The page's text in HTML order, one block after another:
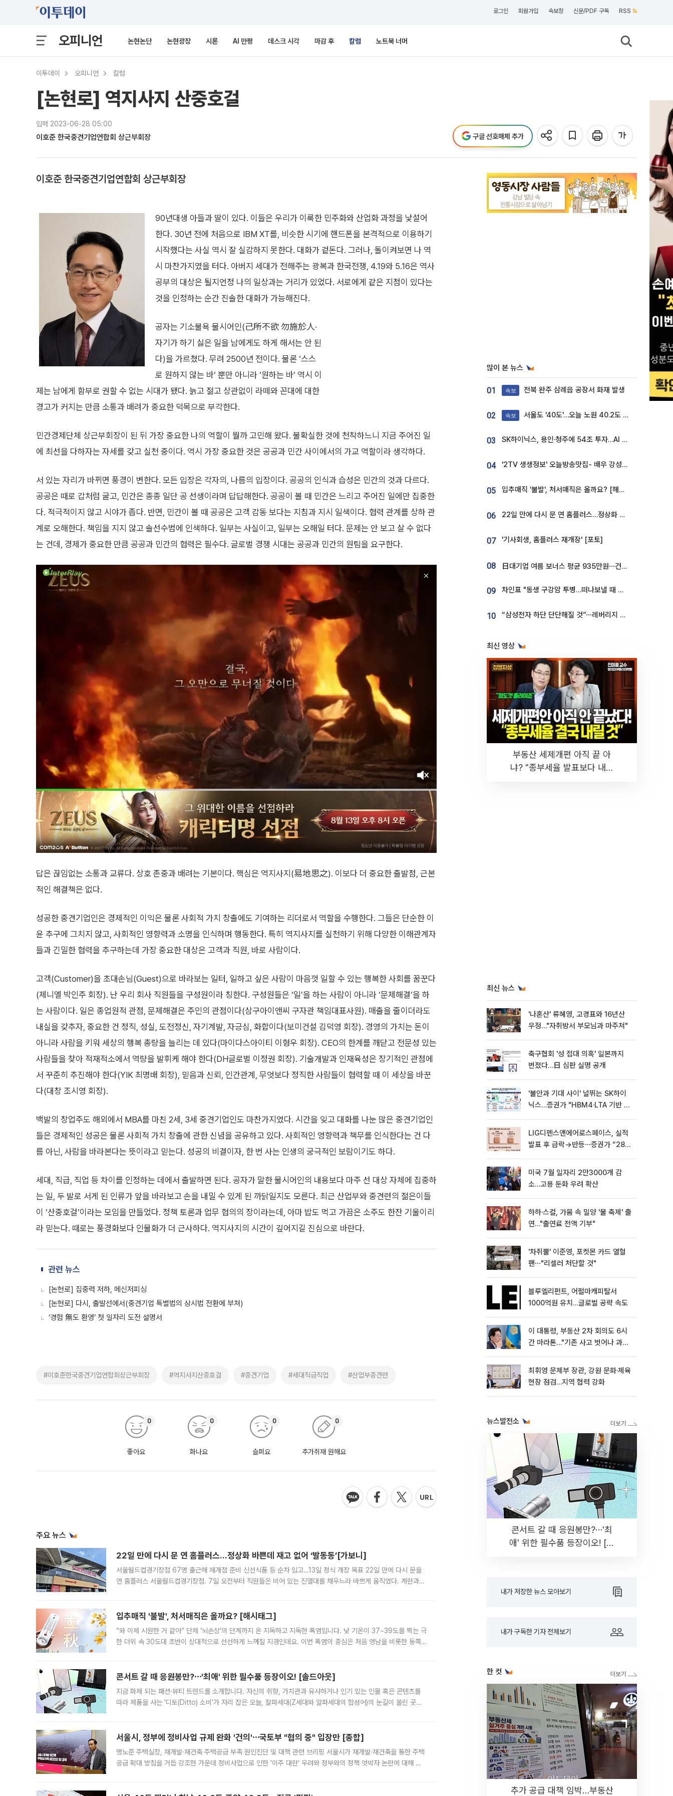
로그인 회원가입 속보창 신문/PDF 구독 RSS
오피니언 논현논단 논현광장 시론 AI 만평 데스크 시각 마감 후 칼럼 노트북 너머
이투데이 오피니언 칼럼
[논현로] 역지사지 산중호걸
입력 2023-06-28 05:00
이호준 한국중견기업연합회 상근부회장 구글 선호매체 추가
이호준 한국중견기업연합회 상근부회장
90년대생 아들과 딸이 있다. 이들은 우리가 이룩한 민주화와 산업화 과정을 낯설어
한다. 30년 전에 처음으로 IBM XT를, 비슷한 시기에 핸드폰을 본격적으로 이용하기
시작했다는 사실 역시 잘 실감하지 못한다. 대화가 겉돈다. 그러나, 돌이켜보면 나 역
시 마찬가지였을 터다. 아버지 세대가 전해주는 광복과 한국전쟁, 4.19와 5.16은 역사
공부의 대상은 될지언정 나의 일상과는 거리가 있었다. 서로에게 같은 지점이 있다는
것을 인정하는 순간 진솔한 대화가 가능해진다.
공자는 기소불욕 물시어인(己所不欲 勿施於人·
자기가 하기 싫은 일을 남에게도 하게 해서는 안 된
다)을 가르쳤다. 무려 2500년 전이다. 물론 ‘스스
로 원하지 않는 바’ 뿐만 아니라 ‘원하는 바’ 역시 이
제는 남에게 함부로 권할 수 없는 시대가 됐다. 늙고 젊고 상관없이 라떼와 꼰대에 대한
경고가 커지는 만큼 소통과 배려가 중요한 덕목으로 부각한다.
민간경제단체 상근부회장이 된 뒤 가장 중요한 나의 역할이 뭘까 고민해 왔다. 불확실한 것에 천착하느니 지금 주어진 일
에 최선을 다하자는 자세를 갖고 실천 중이다. 역시 가장 중요한 것은 공공과 민간 사이에서의 가교 역할이라 생각하다.
서 있는 자리가 바뀌면 풍경이 변한다. 모든 입장은 각자의, 나름의 입장이다. 공공의 인식과 습성은 민간의 것과 다르다.
공공은 때로 갑처럼 굴고, 민간은 종종 일단 공 선생이라며 답답해한다. 공공이 볼 때 민간은 느리고 주어진 일에만 집중한
다. 적극적이지 않고 시야가 좁다. 반면, 민간이 볼 때 공공은 고객 감동 보다는 지침과 지시 일색이다. 협력 관계를 상하 관
계로 오해한다. 책임을 지지 않고 솔선수범에 인색하다. 일부는 사실이고, 일부는 오해일 터다. 문제는 안 보고 살 수 없다
는 건데, 경제가 중요한 만큼 공공과 민간의 협력은 필수다. 글로벌 경쟁 시대는 공공과 민간의 원팀을 요구한다.
답은 끊임없는 소통과 교류다. 상호 존중과 배려는 기본이다. 핵심은 역지사지(易地思之). 이보다 더 중요한 출발점, 근본
적인 해결책은 없다.
성공한 중견기업인은 경제적인 이익은 물론 사회적 가치 창출에도 기여하는 리더로서 역할을 수행한다. 그들은 단순한 이
윤 추구에 그치지 않고, 사회적인 영향력과 소명을 인식하며 행동한다. 특히 역지사지를 실천하기 위해 다양한 이해관계자
들과 긴밀한 협력을 추구하는데 가장 중요한 대상은 고객과 직원, 바로 사람이다.
고객(Customer)을 초대손님(Guest)으로 바라보는 일터, 일하고 싶은 사람이 마음껏 일할 수 있는 행복한 사회를 꿈꾼다
(제니엘 박인주 회장). 난 우리 회사 직원들을 구성원이라 칭한다. 구성원들은 ‘일’을 하는 사람이 아니라 ‘문제해결’을 하
는 사람이다. 일은 종업원적 관점, 문제해결은 주인의 관점이다(삼구아이앤씨 구자관 책임대표사원). 매출을 줄이더라도
내실을 갖추자, 중요한 건 정직, 성실, 도전정신, 자기계발, 자긍심, 화합이다(보미건설 김덕영 회장). 경영의 가치는 돈이
아니라 사람을 키워 세상의 행복 총량을 늘리는 데 있다(마이다스아이티 이형우 회장). CEO의 한계를 깨닫고 전문성 있는
사람들을 찾아 적재적소에서 역량을 발휘케 해야 한다(DH글로벌 이정권 회장). 기술개발과 인재육성은 장기적인 관점에
서 꾸준히 추진해야 한다(YIK 최명배 회장), 믿음과 신뢰, 인간관계, 무엇보다 정직한 사람들이 협력할 때 이 세상을 바꾼
다(대창 조시영 회장).
백발의 창업주도 해외에서 MBA를 마친 2세, 3세 중견기업인도 마찬가지였다. 시간을 잊고 대화를 나눈 많은 중견기업인
들은 경제적인 성공은 물론 사회적 가치 창출에 관한 신념을 공유하고 있다. 사회적인 영향력과 책무를 인식한다는 건 다
름 아닌, 사람을 바라본다는 뜻이라고 믿는다. 성공의 비결이자, 한 번 사는 인생의 궁극적인 보람이기도 하다.
세대, 직급, 직업 등 차이를 인정하는 데에서 출발하면 된다. 공자가 말한 물시어인의 내용보다 마주 선 대상 자체에 집중하
는 일, 두 발로 서게 된 인류가 앞을 바라보고 손을 내밀 수 있게 된 까닭일지도 모른다. 최근 산업부와 중견련의 젊은이들
이 ‘산중호걸’이라는 모임을 만들었다. 정책 토론과 업무 협의의 장이라는데, 아마 밥도 먹고 가끔은 소주도 한잔 기울이리
라 믿는다. 때로는 풍경화보다 인물화가 더 근사하다. 역지사지의 시간이 깊어지길 진심으로 바란다.
관련 뉴스
[논현로] 집중력 저하, 메신저피싱
[논현로] 다시, 출발선에서(중견기업 특별법의 상시법 전환에 부쳐)
‘경험 無도 환영’ 첫 일자리 도전 설명서
#이호준한국중견기업연합회상근부회장 #역지사지산중호걸 #중견기업 #세대직급직업 #산업부중견련
좋아요
0
화나요
0
슬퍼요
0
추가취재 원해요
0
주요 뉴스
22일 만에 다시 문 연 홈플러스…정상화 바쁜데 재고 없어 ‘발동동’[가보니]
서울월드컵경기장점 67명 출근해 재개점 준비 신선식품 등 순차 입고…13일 정식 개장 목표 22일 만에 다시 문을
연 홈플러스 서울월드컵경기장점. 7일 오전부터 직원들은 비어 있는 진열대를 채우느라 바쁘게 움직였다. 계란과
입추매직 '불발', 처서매직은 올까요? [해시태그]
“와 이제 시원한 거 같아” 단체 ‘뇌손상’의 단계까지 온 지독하고 지독한 폭염입니다. 낮 기온이 37~39도를 찍는 극
한 더위 속 30도대 초반이 상대적으로 선선하게 느껴질 지경인데요. 이번 폭염의 중심은 처음 영남을 비롯한 동쪽
콘서트 갈 때 응원봉만?⋯'최애' 위한 필수품 등장이오! [솔드아웃]
지금 화제 되는 패션·뷰티 트렌드를 소개합니다. 자신의 취향, 가치관과 유사하거나 인기 있는 인물 혹은 콘텐츠를
따라 제품을 사는 '디토(Ditto) 소비'가 자리 잡은 오늘, 잘파세대(Z세대와 알파세대의 합성어)의 눈길이 쏠린 곳은
서울시, 정부에 정비사업 규제 완화 '건의'⋯국토부 "협의 중" 입장만 [종합]
명노준 주택실장, 재개발·재건축 주택공급 부족 원인진단 및 대책 관련 브리핑 서울시가 재개발·재건축을 통한 주택
공급 확대 방침을 거듭 강조한 가운데 정비사업으로 인한 '이주 대란' 우려와 정부와의 정책 엇박자 논란에 대해 정
많이 본 뉴스
01 속보 전북 완주 삼례읍 공장서 화재 발생
02 속보 서울도 '40도'…오늘 노원 40.2도 기록
03 SK하이닉스, 용인·청주에 54조 투자…AI 메모리 생산기지 키운다
04 '2TV 생생정보' 오늘방송맛집- 배우 강성진 단골! 쌀국수ㆍ푸팟퐁 커리 맛집 '블○○○'
05 입추매직 '불발', 처서매직은 올까요? [해시태그]
06 22일 만에 다시 문 연 홈플러스…정상화 바쁜데 재고 없어 ‘발동동’[가보니]
07 '기사회생, 홈플러스 재개장' [포토]
08 日대기업 여름 보너스 평균 935만원⋯건설회사 1800만 넘어
09 차인표 "동생 구강암 투병…떠나보낼 때 가장 힘들었다”
10 “삼성전자 하단 단단해질 것”⋯레버리지 규제에 쏠림 완화 [찐코노미]
최신 영상
부동산 세제개편 아직 끝 아
냐? "종부세율 발표보다 내릴
최신 뉴스
'나혼산' 류혜영, 고경표와 16년산
우정…"자취방서 부모님과 마주쳐"
축구협회 '성 접대 의혹' 일본까지
번졌다…日 심판 실명 공개
'불안과 기대 사이' 널뛰는 SK하이
닉스…증권가 "HBM4·LTA 기반 펀
LIG디펜스앤에어로스페이스, 실적
발표 후 급락→반등⋯증권가 “28년
미국 7월 일자리 2만3000개 감
소…고용 둔화 우려 확산
하하·스컬, 가뭄 속 밀양 '물 축제' 출
연…"출연료 전액 기부"
'차쥐뿔' 이준영, 포켓몬 카드 열혈
팬⋯"리셀러 처단할 것"
블루엘리펀트, 어펄마캐피탈서
1000억원 유치…글로벌 공략 속도
이 대통령, 부동산 2차 회의도 6시
간 마라톤…"기존 사고 벗어나 과감
최휘영 문체부 장관, 강원 문화·체육
현장 점검…지역 협력 강화
뉴스발전소
콘서트 갈 때 응원봉만?⋯'최
애' 위한 필수품 등장이오! [솔
내가 저장한 뉴스 모아보기
내가 구독한 기자 전체보기
한 컷
추가 공급 대책 임박…부동산